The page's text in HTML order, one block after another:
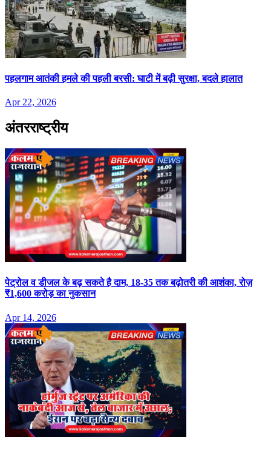
पहलगाम आतंकी हमले की पहली बरसी: घाटी में बढ़ी सुरक्षा, बदले हालात
Apr 22, 2026
अंतरराष्ट्रीय
पेट्रोल व डीजल के बढ़ सकते है दाम, 18-35 तक बढ़ोतरी की आशंका, रोज़
₹1,600 करोड़ का नुकसान
Apr 14, 2026